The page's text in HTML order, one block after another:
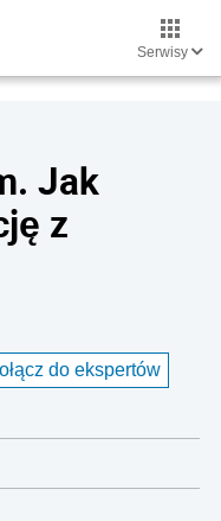
Serwisy
Jak
z
do ekspertów